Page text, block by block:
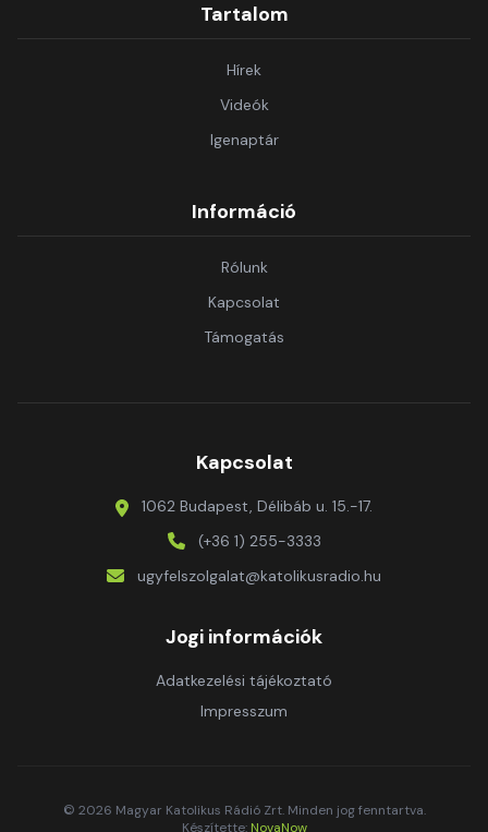
Tartalom
Hírek
Videók
Igenaptár
Információ
Rólunk
Kapcsolat
Támogatás
Kapcsolat
1062 Budapest, Délibáb u. 15.-17.
(+36 1) 255-3333
ugyfelszolgalat@katolikusradio.hu
Jogi információk
Adatkezelési tájékoztató
Impresszum
© 2026 Magyar Katolikus Rádió Zrt. Minden jog fenntartva.
Készítette: NovaNow